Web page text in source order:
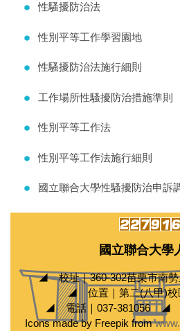
性騷擾防治法
性別平等工作學習園地
性騷擾防治法施行細則
工作場所性騷擾防治措施準則
性別平等工作法
性別平等工作法施行細則
國立聯合大學性騷擾防治申訴
國立聯合大學
◢ 校址｜360-302苗栗市南
◢ 位置｜第二(八甲)校
◢ 電話｜037-381056 ◢
Icons made by Freepik from